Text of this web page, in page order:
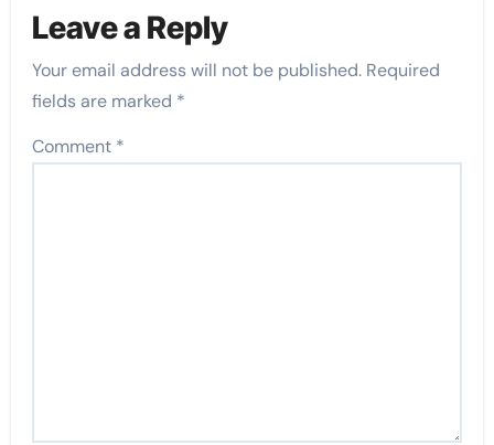
Leave a Reply
Your email address will not be published. Required
fields are marked *
Comment *